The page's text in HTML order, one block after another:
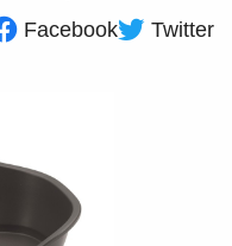
Facebook Twitter